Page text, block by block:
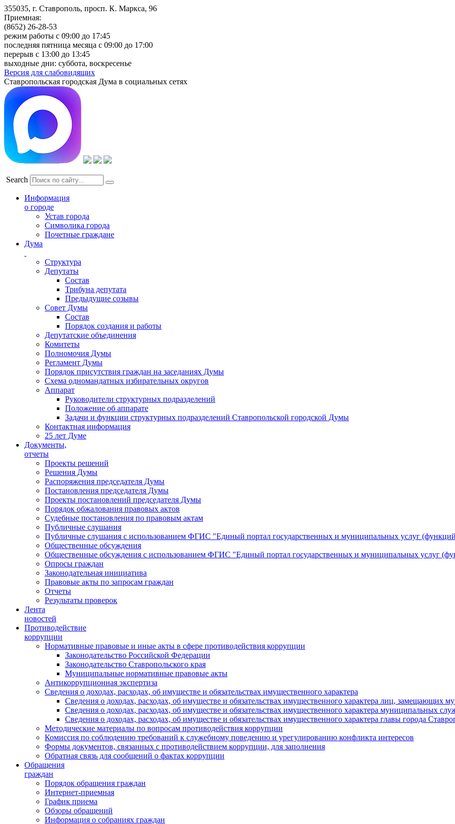
355035, г. Ставрополь, просп. К. Маркса, 96
Приемная:
(8652) 26-28-53
режим работы с 09:00 до 17:45
последняя пятница месяца с 09:00 до 17:00
перерыв с 13:00 до 13:45
выходные дни: суббота, воскресенье
Версия для слабовидящих
Ставропольская городская Дума в социальных сетях
Search
Информация
о городе
Устав города
Символика города
Почетные граждане
Дума
Структура
Депутаты
Состав
Трибуна депутата
Предыдущие созывы
Совет Думы
Состав
Порядок создания и работы
Депутатские объединения
Комитеты
Полномочия Думы
Регламент Думы
Порядок присутствия граждан на заседаниях Думы
Схема одномандатных избирательных округов
Аппарат
Руководители структурных подразделений
Положение об аппарате
Задачи и функции структурных подразделений Ставропольской городской Думы
Контактная информация
25 лет Думе
Документы,
отчеты
Проекты решений
Решения Думы
Распоряжения председателя Думы
Постановления председателя Думы
Проекты постановлений председателя Думы
Порядок обжалования правовых актов
Судебные постановления по правовым актам
Публичные слушания
Публичные слушания с использованием ФГИС "Единый портал государственных и муниципальных услуг
Общественные обсуждения
Общественные обсуждения с использованием ФГИС "Единый портал государственных и муниципальных услуг
Опросы граждан
Законодательная инициатива
Правовые акты по запросам граждан
Отчеты
Результаты проверок
Лента
новостей
Противодействие
коррупции
Нормативные правовые и иные акты в сфере противодействия коррупции
Законодательство Российской Федерации
Законодательство Ставропольского края
Муниципальные нормативные правовые акты
Антикоррупционная экспертиза
Сведения о доходах, расходах, об имуществе и обязательствах имущественного характера
Сведения о доходах, расходах, об имуществе и обязательствах имущественного характера лиц,
Сведения о доходах, расходах, об имуществе и обязательствах имущественного характера муниципальных
Сведения о доходах, расходах, об имуществе и обязательствах имущественного характера главы города
Методические материалы по вопросам противодействия коррупции
Комиссия по соблюдению требований к служебному поведению и урегулированию конфликта интересов
Формы документов, связанных с противодействием коррупции, для заполнения
Обратная связь для сообщений о фактах коррупции
Обращения
граждан
Порядок обращения граждан
Интернет-приемная
График приема
Обзоры обращений
Информация о собраниях граждан